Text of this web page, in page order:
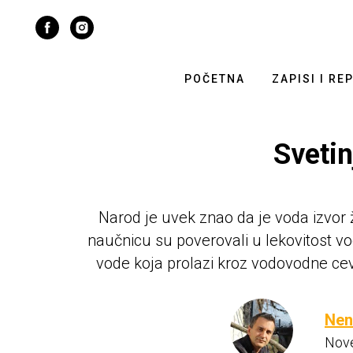
POČETNA ZAPISI I
Narod je uvek znao da je voda
naučnicu su poverovali u lekovitost
vode koja prolazi kroz vodovodne